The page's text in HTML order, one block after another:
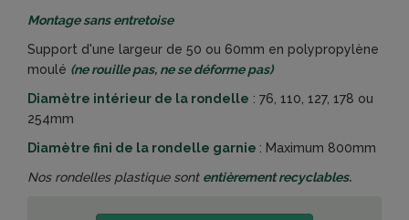
Montage sans entretoise
Support d'une largeur de 50 ou 60mm en polypropylène
moulé (ne rouille pas, ne se déforme pas)
Diamètre intérieur de la rondelle : 76, 110, 127, 178 ou
254mm
Diamètre fini de la rondelle garnie : Maximum 800mm
Nos rondelles plastique sont entièrement recyclables.